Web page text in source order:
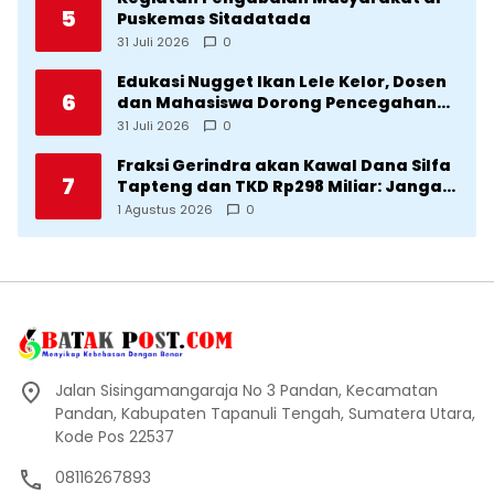
5
Puskemas Sitadatada
31 Juli 2026 0
6
Edukasi Nugget Ikan Lele Kelor, Dosen
dan Mahasiswa Dorong Pencegahan
Stunting di Desa Silangkitang
31 Juli 2026 0
7
Fraksi Gerindra akan Kawal Dana Silfa
Tapteng dan TKD Rp298 Miliar: Jangan
Sampai Pekerjaan Pusat dan Provinsi
1 Agustus 2026 0
Jalan Sisingamangaraja No 3 Pandan, Kecamatan
Pandan, Kabupaten Tapanuli Tengah, Sumatera Utara,
Kode Pos 22537
08116267893